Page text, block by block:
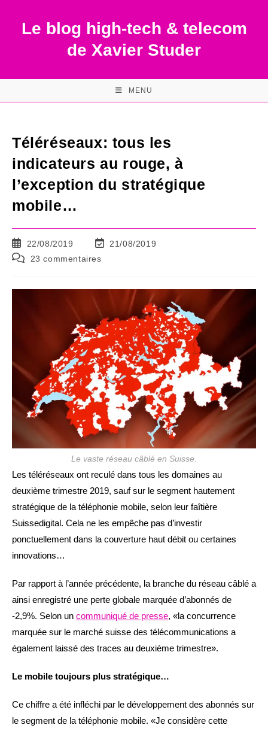
contentLe blog high-tech & telecom
de Xavier Studer
MENU
Téléréseaux: tous les
indicateurs au rouge, à
l’exception du stratégique
mobile…
Publication
publiée :
22/08/2019
Dernière
publication :
21/08/2019
Commentaires
publication :
23 commentaires
Le vaste réseau câblé en Suisse.
Les téléréseaux ont reculé dans tous les domaines au
deuxième trimestre 2019, sauf sur le segment hautement
stratégique de la téléphonie mobile, selon leur faîtière
Suissedigital. Cela ne les empêche pas d’investir
ponctuellement dans la couverture haut débit ou certaines
innovations…
Par rapport à l’année précédente, la branche du réseau câblé a
ainsi enregistré une perte globale marquée d’abonnés de
-2,9%. Selon un communiqué de presse, «la concurrence
marquée sur le marché suisse des télécommunications a
également laissé des traces au deuxième trimestre».
Le mobile toujours plus stratégique…
Ce chiffre a été infléchi par le développement des abonnés sur
le segment de la téléphonie mobile. «Je considère cette